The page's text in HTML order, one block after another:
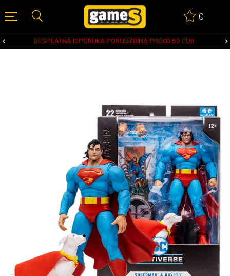
0
BESPLATNA ISPORUKA PORUDŽBINA PREKO 50 EUR